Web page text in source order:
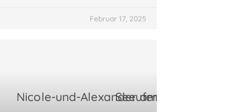
Februar 17, 2025